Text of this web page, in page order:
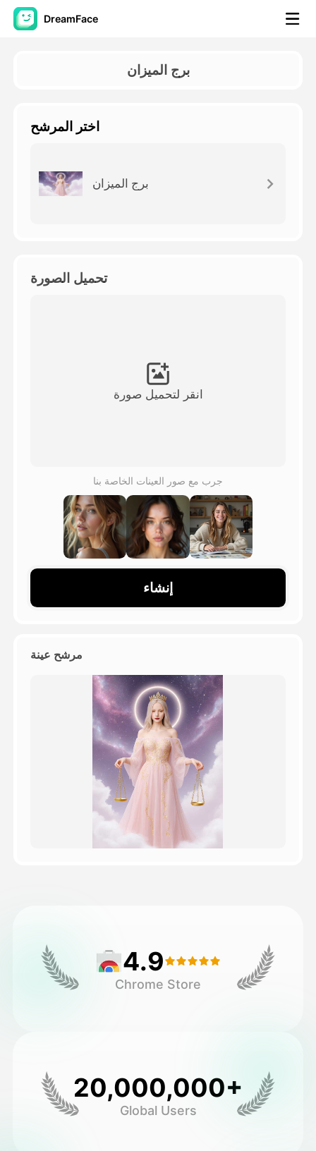
DreamFace
أدوات الذكاء الاصطناعي
فيديو AI
صور منظمة العفو الدولية
شاهد جميع القوالب
الاستعراض
المدونة
برج الميزان
اختر المرشح
برج الميزان
تحميل الصورة
انقر لتحميل صورة
جرب مع صور العينات الخاصة بنا
إنشاء
مرشح عينة
4.9
Chrome Store
20,000,000+
Global Users